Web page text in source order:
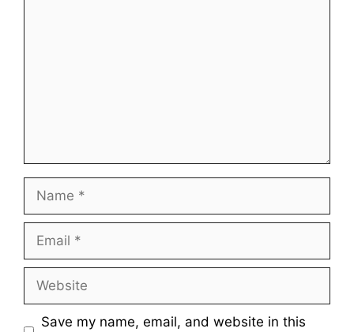
Save my name, email, and website in this